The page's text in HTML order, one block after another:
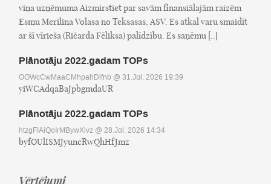
viņa uzņēmuma Aizmirstiet par savām finansiālajām raizēm
Esmu Merilina Volasa no Teksasas, ASV. Es atkal varu smaidīt
ar šī vīrieša (Ričarda Fēliksa) palīdzību. Es saņēmu [..]
Plānotāju 2022.gadam TOPs
OOWcCwMaaCMhpahDifnb @ 31.Jūl, 2026 19:39
yiWCAdqaBaJpbgmdaUR
Plānotāju 2022.gadam TOPs
htzgFIAiQoIrMBywXlvz @ 28.Jūl, 2026 14:34
byfOUlISMJyuncRwQhHfJmz
Vērtējumi